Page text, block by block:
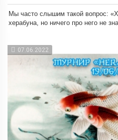
Мы часто слышим такой вопрос:
херабуна, но ничего про него не
07.06.2022